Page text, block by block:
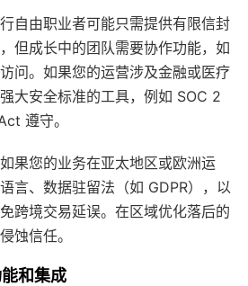
自由职业者可能只需提供有限信封
但成长中的团队需要协作功能，如
问。如果您的运营涉及金融或医疗
大安全标准的工具，例如 SOC 2
遵守。
果您的业务在亚太地区或欧洲运
言、数据驻留法（如 GDPR），以
跨境交易延误。在区域优化落后的
蚀信任。
和集成